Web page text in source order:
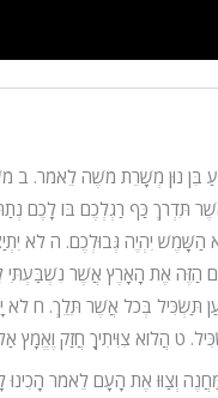
בִּן נוּן מְשָׁרֵת מֹשֶׁה לֵאמֹר. ב
תִּדְרֹךְ כַּף רַגְלְכֶם בּוֹ לָכֶם
הַשָּׁמֶשׁ יִהְיֶה גְּבוּלְכֶם. ה לֹא
הַזֶּה אֶת הָאָרֶץ אֲשֶׁר
תַּשְׂכִּיל בְּכֹל אֲשֶׁר תֵּלֵךְ. ח לֹא
ט הֲלוֹא צִוִּיתִיךָ חֲזַק
וְצַוּוּ אֶת הָעָם לֵאמֹר